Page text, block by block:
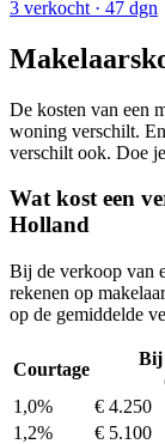
3 verkocht · 47 dgn
De kosten van een
woning verschilt.
verschilt ook. Doe
Wat kost een
Holland
Bij de verkoop van
rekenen op
op de gemiddelde
Courtage
Bij
1,0%
€ 4.250
1,2%
€ 5.100